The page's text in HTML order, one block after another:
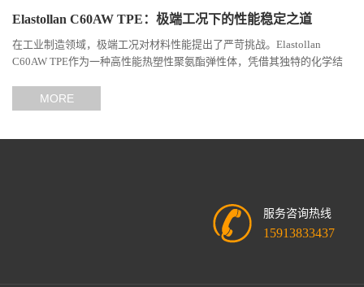
Elastollan C60AW TPE：极端工况下的性能稳定之道
在工业制造领域，极端工况对材料性能提出了严苛挑战。Elastollan
C60AW TPE作为一种高性能热塑性聚氨酯弹性体，凭借其独特的化学结
MORE
服务咨询热线
15913833437